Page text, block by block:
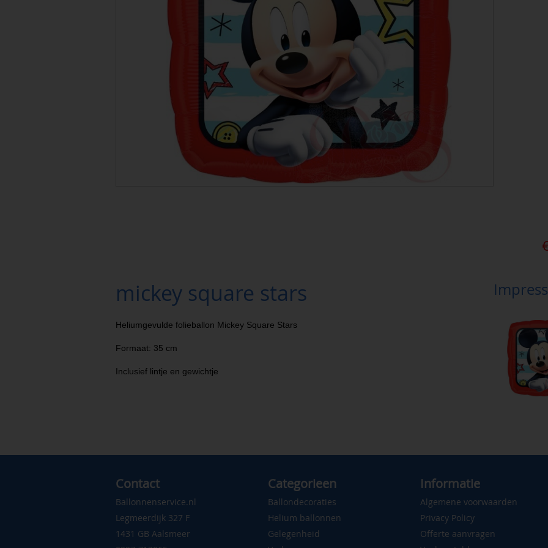
mickey square stars
Heliumgevulde folieballon Mickey Square Stars
Formaat: 35 cm
Inclusief lintje en gewichtje
Contact
Ballonnenservice.nl
Legmeerdijk 327 F
1431 GB Aalsmeer
Categorieen
Ballondecoraties
Helium ballonnen
Gelegenheid
Informatie
Algemene voorwaarden
Privacy Policy
Offerte aanvragen